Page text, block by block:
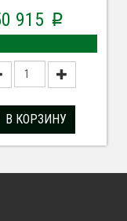
915 p
В КОРЗИНУ